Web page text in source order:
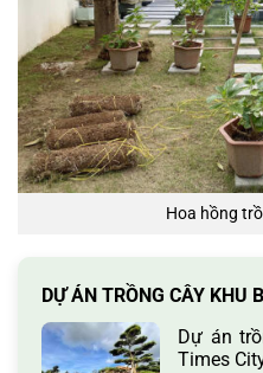
Hoa hồng
DỰ ÁN TRỒNG CÂY KHU
Dự án
Times